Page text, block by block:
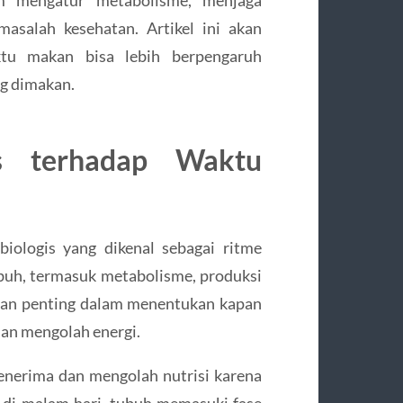
kesehatan. Artikel ini akan
makan bisa lebih berpengaruh
dimakan.
terhadap Waktu
yang dikenal sebagai ritme
termasuk metabolisme, produksi
penting dalam menentukan kapan
mengolah energi.
dan mengolah nutrisi karena